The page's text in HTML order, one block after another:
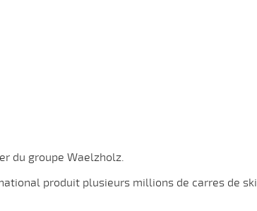
du groupe Waelzholz.
produit plusieurs millions de carres de